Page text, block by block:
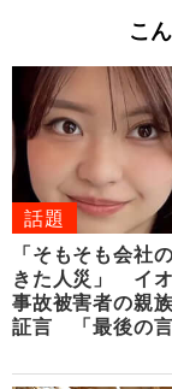
こ
話題
「そもそも会社
きた人災」 イ
事故被害者の親
証言 「最後の